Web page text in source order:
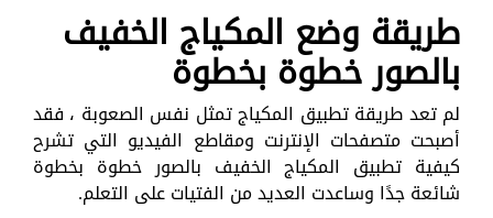
طريقة وضع المكياج الخفيف
بالصور خطوة بخطوة
لم تعد طريقة تطبيق المكياج تمثل نفس الصعوبة ، فقد
أصبحت متصفحات الإنترنت ومقاطع الفيديو التي تشرح
كيفية تطبيق المكياج الخفيف بالصور خطوة بخطوة
شائعة جدًا وساعدت العديد من الفتيات على التعلم.